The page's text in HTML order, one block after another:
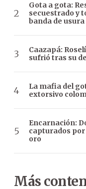
Gota a gota:
secuestrado y
banda de usura
Caazapá:
sufrió tras su
La mafia del
extorsivo
Encarnación:
capturados
oro
Más